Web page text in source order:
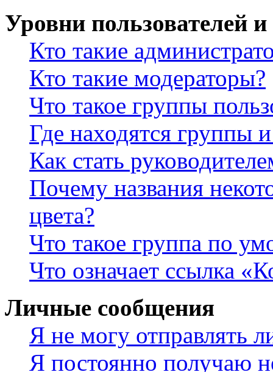
Уровни пользователей
Кто такие
Кто такие модераторы?
Что такое группы
Где находятся группы
Как стать
Почему названия
цвета?
Что такое группа по
Что означает ссылка
Личные сообщения
Я не могу отправлять
Я постоянно получаю